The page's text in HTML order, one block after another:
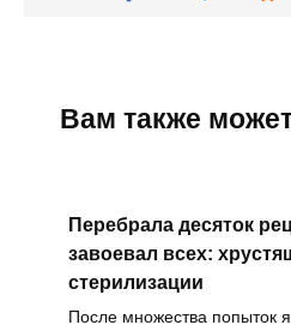
Вам также
Перебрала десяток
завоевал всех:
стерилизации
После множества попыток